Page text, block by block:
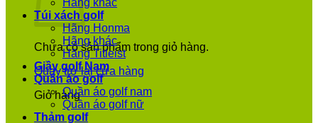
Chưa có sản phẩm trong giỏ hàng.
Quay trở lại cửa hàng
Giỏ hàng
Hãng khác
Túi xách golf
Hãng Honma
Hãng khác
Hãng Titleist
Giầy golf Nam
Quần áo golf
Quần áo golf nam
Quần áo golf nữ
Thảm golf